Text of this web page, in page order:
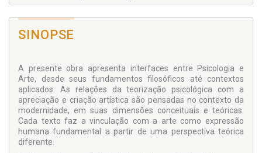
SINOPSE
A presente obra apresenta interfaces entre Psicologia e
Arte, desde seus fundamentos filosóficos até contextos
aplicados. As relações da teorização psicológica com a
apreciação e criação artística são pensadas no contexto da
modernidade, em suas dimensões conceituais e teóricas.
Cada texto faz a vinculação com a arte como expressão
humana fundamental a partir de uma perspectiva teórica
diferente.